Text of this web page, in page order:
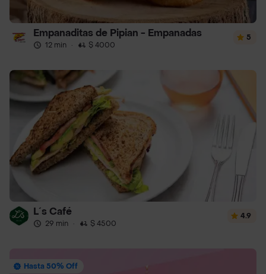
Empanaditas de Pipian - Empanadas
12 min · $ 4000
5
L´s Café
29 min · $ 4500
4.9
Hasta 50% Off